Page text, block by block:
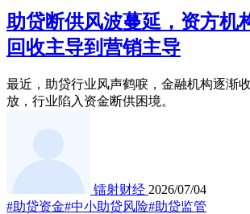
助贷断供风波蔓延，资方机
回收主导到营销主导
最近，助贷行业风声鹤唳，金融机构逐渐
放，行业陷入资金断供困境。
镭射财经 2026/07/04
#助贷资金#中小助贷风险#助贷监管